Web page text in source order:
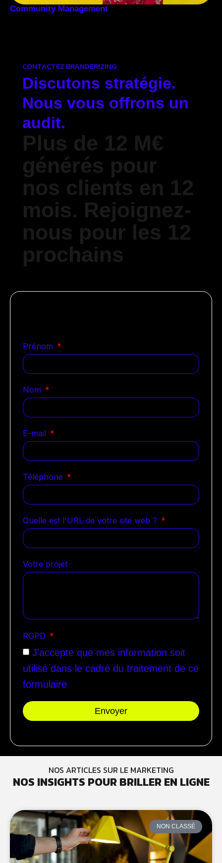
Community Management
CONTACTEZ BRANDERIZING
Discutons stratégie.
Nous vous offrons un
audit.
Plus de 12 M€
générés pour
nos clients en 12
mois. Rejoignez-
nous pour les 12
prochains
Prénom
Nom
E-mail
Téléphone
Quelle est l'URL de votre site web ?
Votre projet
RGPD
J'accepte que mes information soit
utilisé dans le cadre du traitement de ce
formulaire
Envoyer
NOS ARTICLES SUR LE MARKETING
NOS INSIGHTS POUR BRILLER EN LIGNE
NON CLASSÉ